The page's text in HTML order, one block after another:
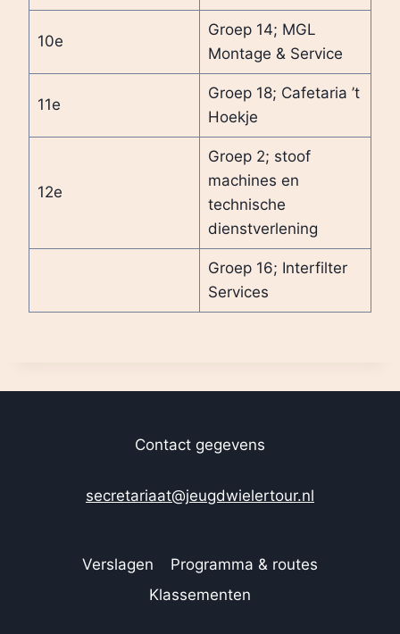
10e
Groep 14; MGL
Montage & Service
11e
Groep 18; Cafetaria ’t
Hoekje
12e
Groep 2; stoof
machines en
technische
dienstverlening
Groep 16; Interfilter
Services
Contact gegevens
secretariaat@jeugdwielertour.nl
Verslagen
Programma & routes
Klassementen